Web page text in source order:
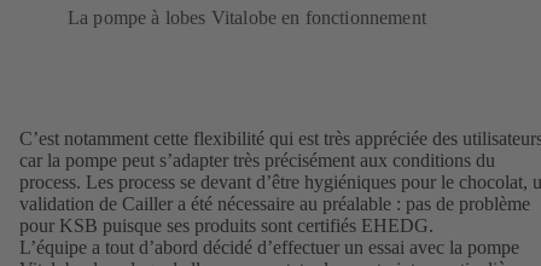
La pompe à lobes Vitalobe en fonctionnement
C’est notamment cette flexibilité qui est très appréciée des
car la pompe peut s’adapter très précisément aux conditions du
process. Les process se devant d’être hygiéniques pour le chocolat,
validation de Cailler a été nécessaire au préalable : pas de problème
pour KSB puisque ses produits sont certifiés EHEDG.
L’équipe a tout d’abord décidé d’effectuer un essai avec la pompe